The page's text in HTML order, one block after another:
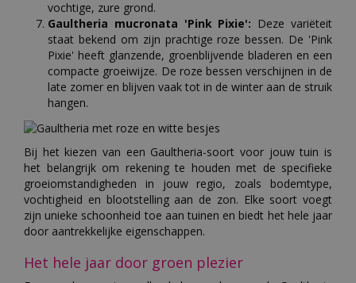
vochtige, zure grond.
Gaultheria mucronata 'Pink Pixie': Deze variëteit
staat bekend om zijn prachtige roze bessen. De 'Pink
Pixie' heeft glanzende, groenblijvende bladeren en een
compacte groeiwijze. De roze bessen verschijnen in de
late zomer en blijven vaak tot in de winter aan de struik
hangen.
Bij het kiezen van een Gaultheria-soort voor jouw tuin is
het belangrijk om rekening te houden met de specifieke
groeiomstandigheden in jouw regio, zoals bodemtype,
vochtigheid en blootstelling aan de zon. Elke soort voegt
zijn unieke schoonheid toe aan tuinen en biedt het hele jaar
door aantrekkelijke eigenschappen.
Het hele jaar door groen plezier